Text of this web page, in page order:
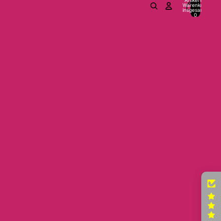
Warenkorb
insgesamt:
0